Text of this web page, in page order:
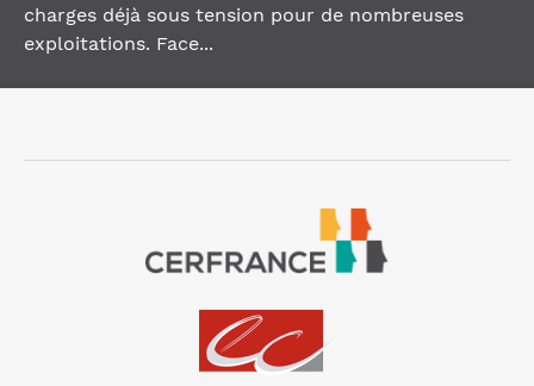
charges déjà sous tension pour de nombreuses
exploitations. Face...